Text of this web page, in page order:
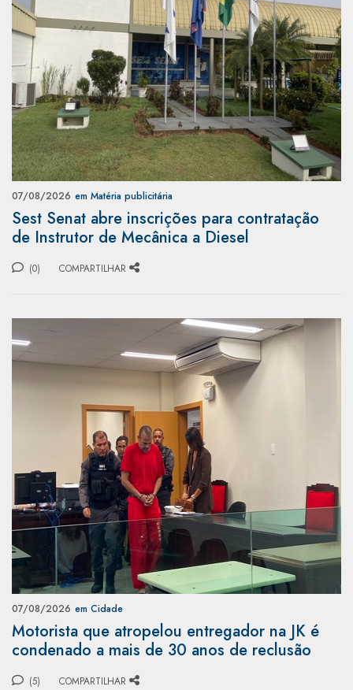
07/08/2026 em Matéria publicitária
Sest Senat abre inscrições para contratação
de Instrutor de Mecânica a Diesel
(0) COMPARTILHAR
07/08/2026 em Cidade
Motorista que atropelou entregador na JK é
condenado a mais de 30 anos de reclusão
(5) COMPARTILHAR